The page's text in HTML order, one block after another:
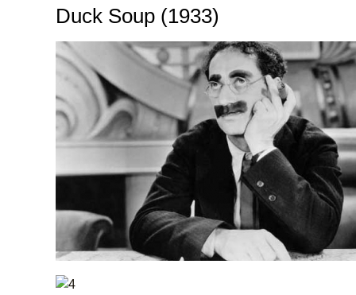
Duck Soup (1933)